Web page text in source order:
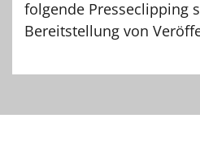
folgende Presseclipping
Bereitstellung von